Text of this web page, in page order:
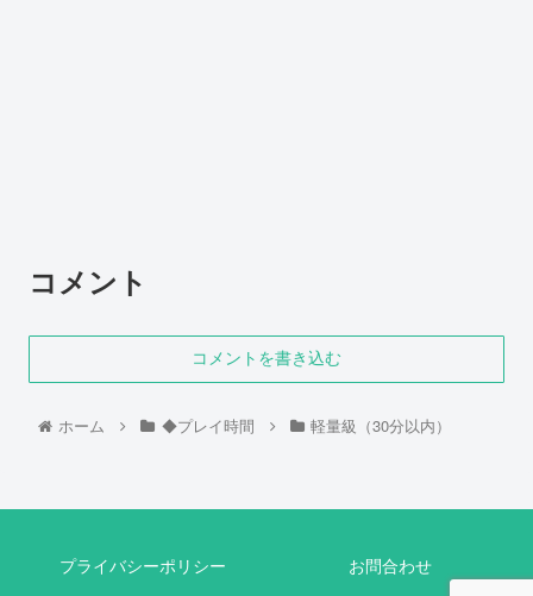
コメント
コメントを書き込む
ホーム ◆プレイ時間 軽量級（30分以内）
プライバシーポリシー
お問合わせ